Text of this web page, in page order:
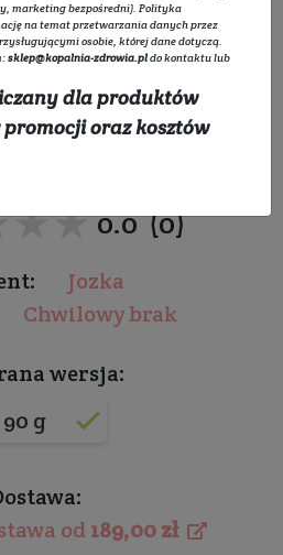
dzieci
0.0 (0)
Jozka
Chwilowy brak
wersja:
90 g
od189,00 zł
marketing bezpośredni). Polityka
na temat przetwarzania danych przez
osobie, której dane dotyczą.
sklep@kopalnia-zdrowia.pldo kontaktu lub
dla produktów
oraz kosztów